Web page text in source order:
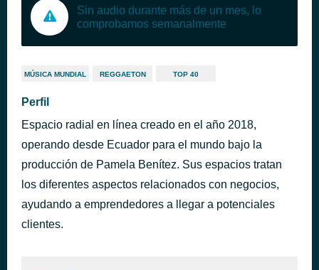
Sin audio durante más de un mes, lo
comprobamos semanalmente
MÚSICA MUNDIAL REGGAETON TOP 40
Perfil
Espacio radial en línea creado en el año 2018,
operando desde Ecuador para el mundo bajo la
producción de Pamela Benítez. Sus espacios tratan
los diferentes aspectos relacionados con negocios,
ayudando a emprendedores a llegar a potenciales
clientes.